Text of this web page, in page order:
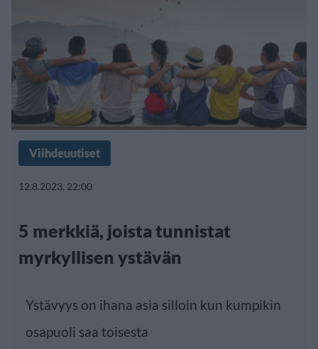
Viihdeuutiset
12.8.2023, 22:00
5 merkkiä, joista tunnistat
myrkyllisen ystävän
Ystävyys on ihana asia silloin kun kumpikin
osapuoli saa toisesta